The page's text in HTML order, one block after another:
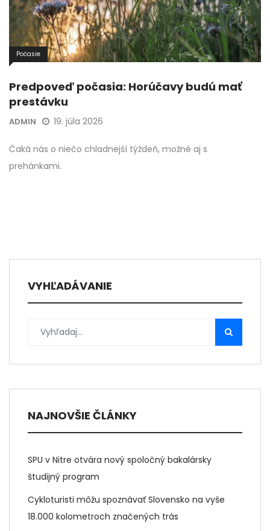
Počasie
Predpoveď počasia: Horúčavy budú mať
prestávku
ADMIN 19. júla 2026
Čaká nás o niečo chladnejší týždeň, možné aj s
prehánkami.
VYHĽADÁVANIE
NAJNOVŠIE ČLÁNKY
SPU v Nitre otvára nový spoločný bakalársky
študijný program
Cykloturisti môžu spoznávať Slovensko na vyše
18.000 kolometroch značených trás